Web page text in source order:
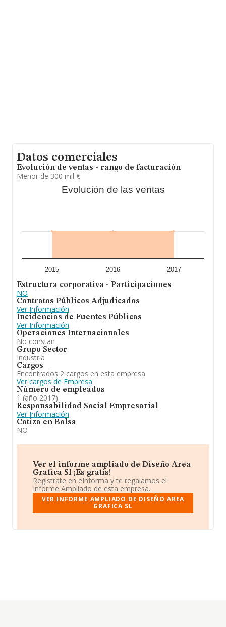
Datos comerciales
Evolución de ventas - rango de facturación
Menor de 300 mil €
Evolución de las ventas
2015 2016 2017
Estructura corporativa - Participaciones
NO
Contratos Públicos Adjudicados
Ver Información
Incidencias de Fuentes Públicas
Ver Información
Operaciones Internacionales
No constan
Grupo Sector
Industria
Cargos
Encontrados 2 cargos en esta empresa
Ver cargos de Empresa
Número de empleados
1 (año 2017)
Responsabilidad Social Empresarial
Ver Información
Cotiza en Bolsa
NO
Ver el informe ampliado de Diseño Area
Grafica Sl ¡Es gratis!
Regístrate en eInforma y te regalamos el
Informe Ampliado de esta empresa.
VER INFORME AMPLIADO DE DISEÑO AREA
GRAFICA SL